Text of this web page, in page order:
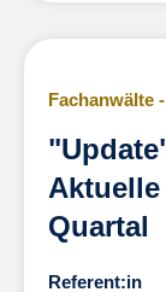
Fachanwälte
Quartal
Referent:in